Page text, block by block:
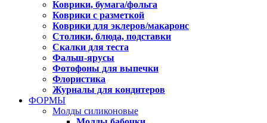
Коврики, бумага/фольга
Коврики с разметкой
Коврики для эклеров/макаронс
Столики, блюда, подставки
Скалки для теста
Фальш-ярусы
Фотофоны для выпечки
Флористика
Журналы для кондитеров
ФОРМЫ
Молды силиконовые